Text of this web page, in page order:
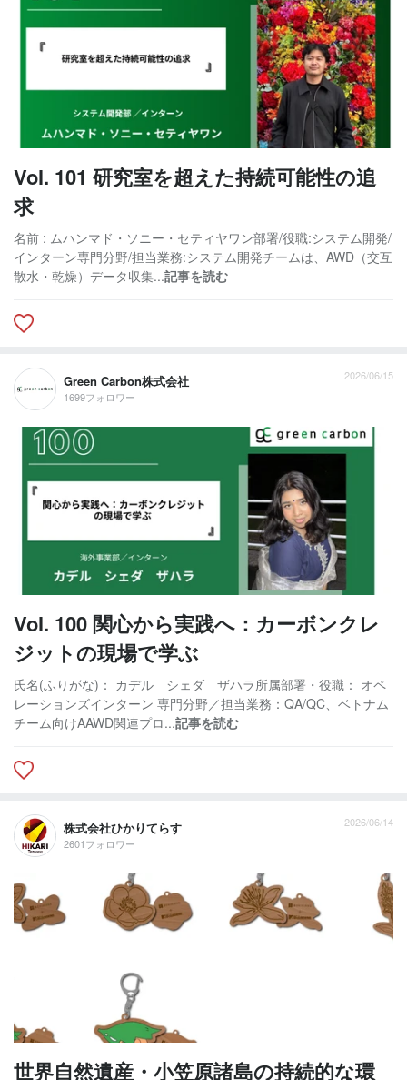
Vol. 101 研究室を超えた持続可能性の追
求
名前 : ムハンマド・ソニー・セティヤワン部署/役職:システム開発/
インターン専門分野/担当業務:システム開発チームは、AWD（交互
散水・乾燥）データ収集...記事を読む
Green Carbon株式会社
1699フォロワー
2026/06/15
Vol. 100 関心から実践へ：カーボンクレ
ジットの現場で学ぶ
氏名(ふりがな)： カデル シェダ ザハラ所属部署・役職： オペ
レーションズインターン 専門分野／担当業務：QA/QC、ベトナム
チーム向けAAWD関連プロ...記事を読む
株式会社ひかりてらす
2601フォロワー
2026/06/14
世界自然遺産・小笠原諸島の持続的な環